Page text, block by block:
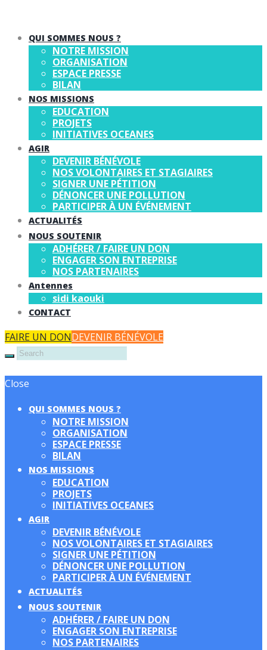
QUI SOMMES NOUS ?
NOTRE MISSION
ORGANISATION
ESPACE PRESSE
BILAN
NOS MISSIONS
EDUCATION
PROJETS
INITIATIVES OCEANES
AGIR
DEVENIR BÉNÉVOLE
NOS VOLONTAIRES ET STAGIAIRES
SIGNER UNE PÉTITION
DÉNONCER UNE POLLUTION
PARTICIPER À UN ÉVÉNEMENT
ACTUALITÉS
NOUS SOUTENIR
ADHÉRER / FAIRE UN DON
ENGAGER SON ENTREPRISE
NOS PARTENAIRES
Antennes
sidi kaouki
CONTACT
FAIRE UN DONDEVENIR BÉNÉVOLE
Close
QUI SOMMES NOUS ?
NOTRE MISSION
ORGANISATION
ESPACE PRESSE
BILAN
NOS MISSIONS
EDUCATION
PROJETS
INITIATIVES OCEANES
AGIR
DEVENIR BÉNÉVOLE
NOS VOLONTAIRES ET STAGIAIRES
SIGNER UNE PÉTITION
DÉNONCER UNE POLLUTION
PARTICIPER À UN ÉVÉNEMENT
ACTUALITÉS
NOUS SOUTENIR
ADHÉRER / FAIRE UN DON
ENGAGER SON ENTREPRISE
NOS PARTENAIRES